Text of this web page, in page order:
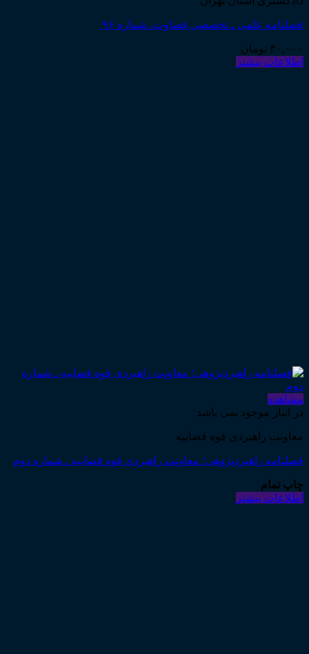
فصلنامه علمی ـ تخصصی قضاوت، شماره ۹۶
۳۰,۰۰۰ تومان
اطلاعات بیشتر
مشاهده
در انبار موجود نمی باشد
معاونت راهبردی قوه قضاییه
فصلنامه راهبردپژوهی؛ معاونت راهبردی قوه قضاییه ـ شماره دوم
چاپ تمام
اطلاعات بیشتر